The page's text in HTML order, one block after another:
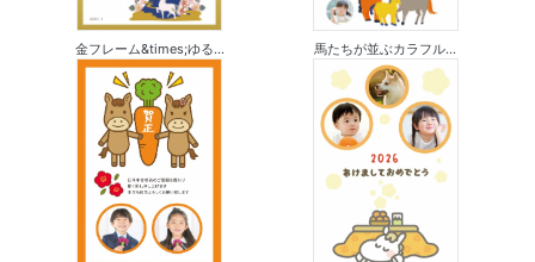
金フレーム&times;ゆる... 馬たちが並ぶカラフル...